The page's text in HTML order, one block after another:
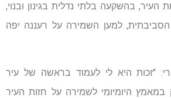
העיר, בהשקעה בלתי נדלית בגינון ובנוי,
הסביבתית, למען השמירה על רעננה יפה
"זכות היא לי לעמוד בראשה של עיר
במאמץ היומיומי לשמירה על חזות העיר